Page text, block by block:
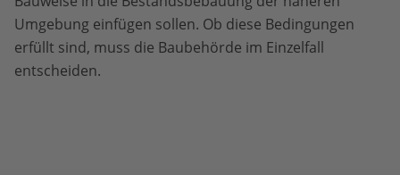
Umgebung einfügen sollen. Ob diese Bedingungen
erfüllt sind, muss die Baubehörde im Einzelfall
entscheiden.